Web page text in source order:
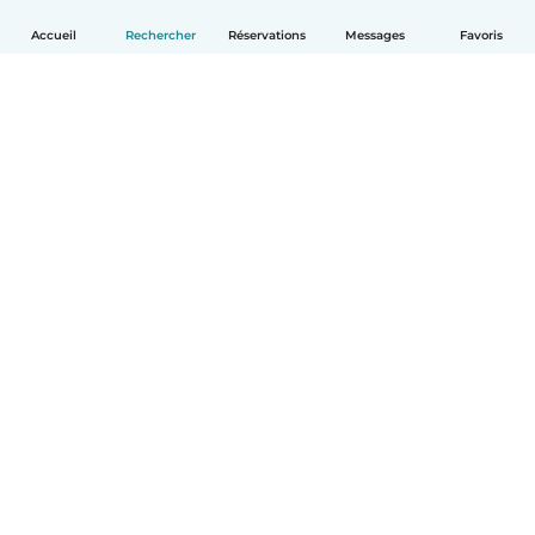
Accueil Rechercher Réservations Messages Favoris